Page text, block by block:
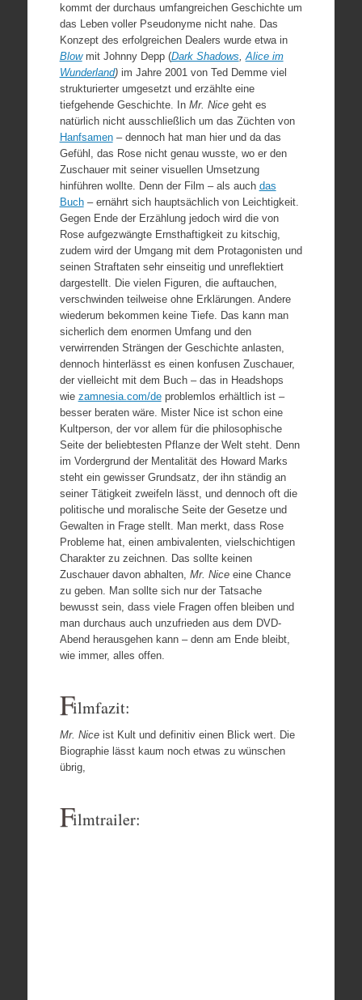
kommt der durchaus umfangreichen Geschichte um
das Leben voller Pseudonyme nicht nahe. Das
Konzept des erfolgreichen Dealers wurde etwa in
Blowmit Johnny Depp (Dark Shadows Alice im
Wunderland) im Jahre 2001 von Ted Demme viel
strukturierter umgesetzt und erzählte eine
tiefgehende Geschichte. In Mr. Nicegeht es
natürlich nicht ausschließlich um das Züchten von
Hanfsamen– dennoch hat man hier und da das
Gefühl, das Rose nicht genau wusste, wo er den
Zuschauer mit seiner visuellen Umsetzung
hinführen wollte. Denn der Film – als auch das
Buch– ernährt sich hauptsächlich von Leichtigkeit.
Gegen Ende der Erzählung jedoch wird die von
Rose aufgezwängte Ernsthaftigkeit zu kitschig,
zudem wird der Umgang mit dem Protagonisten und
seinen Straftaten sehr einseitig und unreflektiert
dargestellt. Die vielen Figuren, die auftauchen,
verschwinden teilweise ohne Erklärungen. Andere
wiederum bekommen keine Tiefe. Das kann man
sicherlich dem enormen Umfang und den
verwirrenden Strängen der Geschichte anlasten,
dennoch hinterlässt es einen konfusen Zuschauer,
der vielleicht mit dem Buch – das in Headshops
wie zamnesia.com/deproblemlos erhältlich ist –
besser beraten wäre. Mister Nice ist schon eine
Kultperson, der vor allem für die philosophische
Seite der beliebtesten Pflanze der Welt steht. Denn
im Vordergrund der Mentalität des Howard Marks
steht ein gewisser Grundsatz, der ihn ständig an
seiner Tätigkeit zweifeln lässt, und dennoch oft die
politische und moralische Seite der Gesetze und
Gewalten in Frage stellt. Man merkt, dass Rose
Probleme hat, einen ambivalenten, vielschichtigen
Charakter zu zeichnen. Das sollte keinen
Zuschauer davon abhalten, Mr. Niceeine Chance
zu geben. Man sollte sich nur der Tatsache
bewusst sein, dass viele Fragen offen bleiben und
man durchaus auch unzufrieden aus dem DVD-
Abend herausgehen kann – denn am Ende bleibt,
wie immer, alles offen.
Filmfazit:
Mr. Niceist Kult und definitiv einen Blick wert. Die
Biographie lässt kaum noch etwas zu wünschen
übrig,
Filmtrailer: